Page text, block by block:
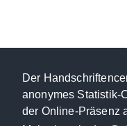
Der
anonymes Statistik-
der Online-Präsenz